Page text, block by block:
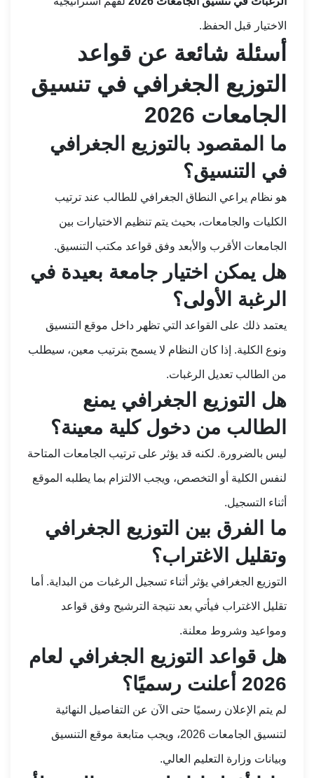
الاختيار قبل الحفظ.
أسئلة شائعة عن قواعد
التوزيع الجغرافي في تنسيق
الجامعات 2026
ما المقصود بالتوزيع الجغرافي
في التنسيق؟
هو نظام يراعي النطاق الجغرافي للطالب عند ترتيب
الكليات والجامعات، بحيث يتم تنظيم الاختيارات بين
الجامعات الأقرب والأبعد وفق قواعد مكتب التنسيق.
هل يمكن اختيار جامعة بعيدة في
الرغبة الأولى؟
يعتمد ذلك على القواعد التي تظهر داخل موقع التنسيق
ونوع الكلية. إذا كان النظام لا يسمح بترتيب معين، سيطلب
من الطالب تعديل الرغبات.
هل التوزيع الجغرافي يمنع
الطالب من دخول كلية معينة؟
ليس بالضرورة. لكنه قد يؤثر على ترتيب الجامعات المتاحة
لنفس الكلية أو التخصص، ويجب الالتزام بما يطلبه الموقع
أثناء التسجيل.
ما الفرق بين التوزيع الجغرافي
وتقليل الاغتراب؟
التوزيع الجغرافي يؤثر أثناء تسجيل الرغبات من البداية. أما
تقليل الاغتراب فيأتي بعد نتيجة الترشيح وفق قواعد
ومواعيد وشروط معلنة.
هل قواعد التوزيع الجغرافي لعام
2026 أعلنت رسميًا؟
لم يتم الإعلان رسميًا حتى الآن عن التفاصيل النهائية
لتنسيق الجامعات 2026، ويجب متابعة موقع التنسيق
وبيانات وزارة التعليم العالي.